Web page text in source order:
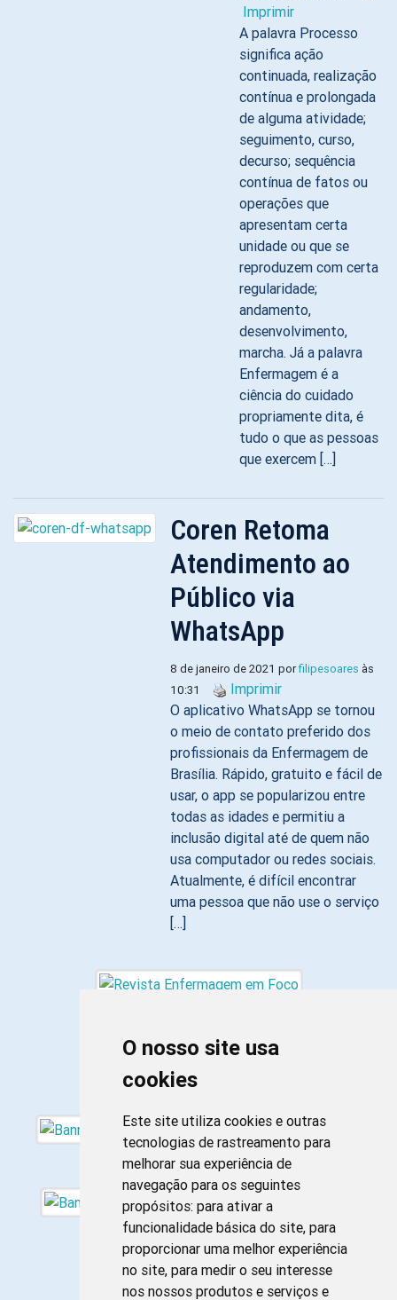
O nosso site usa
cookies
Este site utiliza cookies e outras
tecnologias de rastreamento para
melhorar sua experiência de
navegação para os seguintes
propósitos: para ativar a
funcionalidade básica do site, para
proporcionar uma melhor experiência
no site, para medir o seu interesse
nos nossos produtos e serviços e
Imprimir
A palavra Processo
significa ação
continuada, realização
contínua e prolongada
de alguma atividade;
seguimento, curso,
decurso; sequência
contínua de fatos ou
operações que
apresentam certa
unidade ou que se
reproduzem com certa
regularidade;
andamento,
desenvolvimento,
marcha. Já a palavra
Enfermagem é a
ciência do cuidado
propriamente dita, é
tudo o que as pessoas
que exercem […]
Coren Retoma
Atendimento ao
Público via
WhatsApp
8 de janeiro de 2021 porfilipesoares às
10:31
Imprimir
O aplicativo WhatsApp se tornou
o meio de contato preferido dos
profissionais da Enfermagem de
Brasília. Rápido, gratuito e fácil de
usar, o app se popularizou entre
todas as idades e permitiu a
inclusão digital até de quem não
usa computador ou redes sociais.
Atualmente, é difícil encontrar
uma pessoa que não use o serviço
[…]